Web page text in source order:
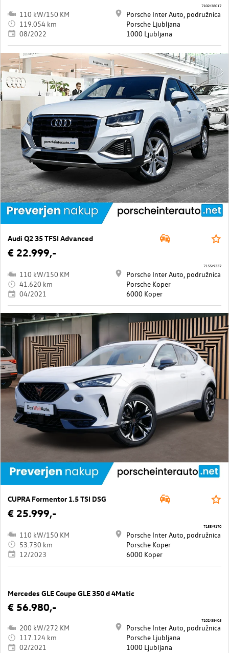
110 kW/150 KM
119.054 km
08/2022
Porsche Inter Auto, podružnica
Porsche Ljubljana
1000 Ljubljana
7102/38017
Audi Q2 35 TFSI Advanced
€ 22.999,-
110 kW/150 KM
41.620 km
04/2021
Porsche Inter Auto, podružnica
Porsche Koper
6000 Koper
7155/9337
CUPRA Formentor 1.5 TSI DSG
€ 25.999,-
110 kW/150 KM
53.730 km
12/2023
Porsche Inter Auto, podružnica
Porsche Koper
6000 Koper
7155/9170
Mercedes GLE Coupe GLE 350 d 4Matic
€ 56.980,-
200 kW/272 KM
117.124 km
02/2021
Porsche Inter Auto, podružnica
Porsche Ljubljana
1000 Ljubljana
7102/38405